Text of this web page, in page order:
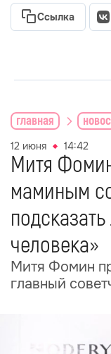
Ссылка
главная
12 июня 14:42
Митя
маминым
человека»
Митя Фомин
главный